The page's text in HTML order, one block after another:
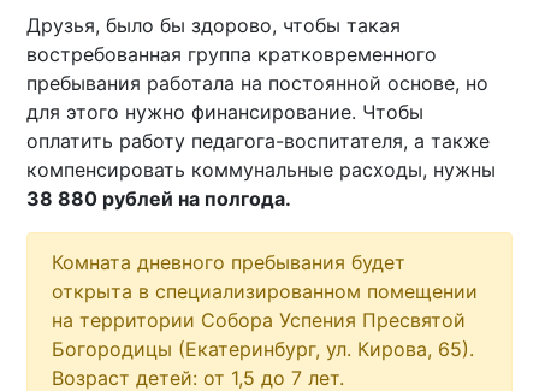
Друзья, было бы здорово, чтобы такая
востребованная группа кратковременного
пребывания работала на постоянной основе, но
для этого нужно финансирование. Чтобы
оплатить работу педагога-воспитателя, а также
компенсировать коммунальные расходы, нужны
38 880 рублей на полгода.
Комната дневного пребывания будет
открыта в специализированном помещении
на территории Собора Успения Пресвятой
Богородицы (Екатеринбург, ул. Кирова, 65).
Возраст детей: от 1,5 до 7 лет.